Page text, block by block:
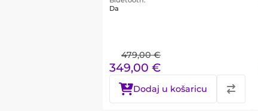
Da
479,00 €
349,00 €
Dodaj u košaricu